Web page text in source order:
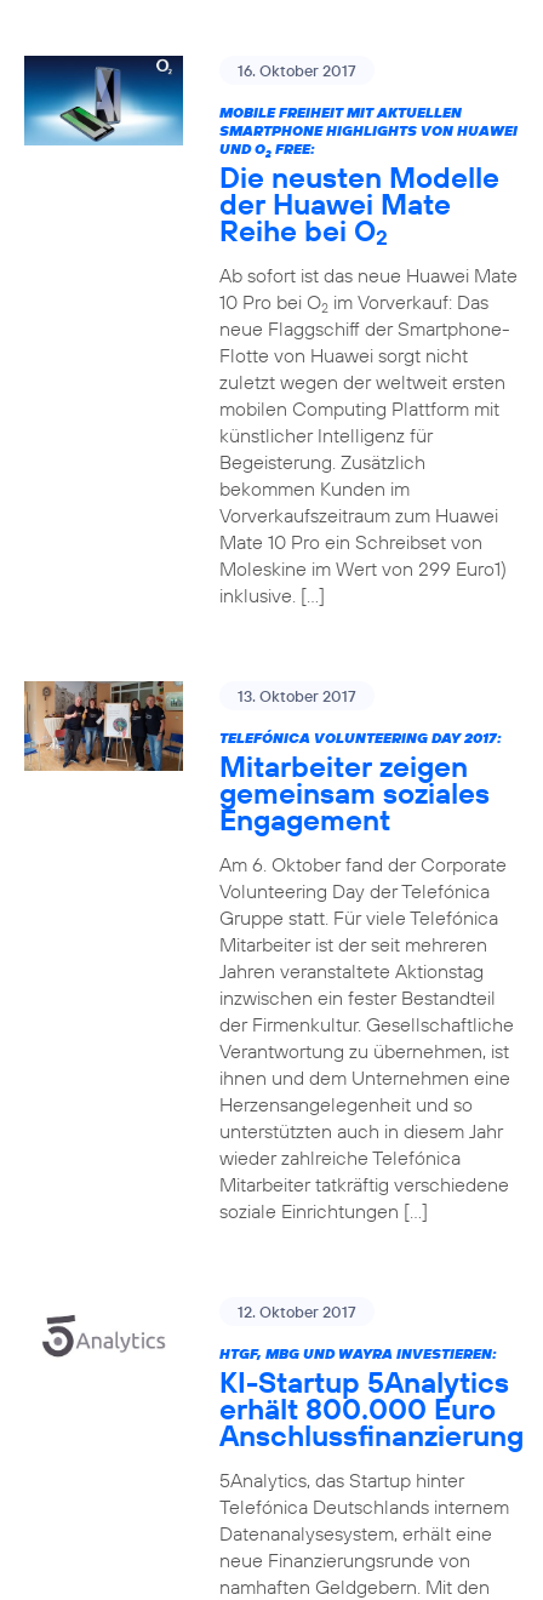
16. Oktober 2017
MOBILE FREIHEIT MIT AKTUELLEN
SMARTPHONE HIGHLIGHTS VON HUAWEI
UND O2FREE:
Die neusten Modelle
der Huawei Mate
Reihe bei O2
Ab sofort ist das neue Huawei Mate
10 Pro bei O2im Vorverkauf: Das
neue Flaggschiff der Smartphone-
Flotte von Huawei sorgt nicht
zuletzt wegen der weltweit ersten
mobilen Computing Plattform mit
künstlicher Intelligenz für
Begeisterung. Zusätzlich
bekommen Kunden im
Vorverkaufszeitraum zum Huawei
Mate 10 Pro ein Schreibset von
Moleskine im Wert von 299 Euro1)
inklusive. […]
13. Oktober 2017
TELEFÓNICA VOLUNTEERING DAY 2017:
Mitarbeiter zeigen
gemeinsam soziales
Engagement
Am 6. Oktober fand der Corporate
Volunteering Day der Telefónica
Gruppe statt. Für viele Telefónica
Mitarbeiter ist der seit mehreren
Jahren veranstaltete Aktionstag
inzwischen ein fester Bestandteil
der Firmenkultur. Gesellschaftliche
Verantwortung zu übernehmen, ist
ihnen und dem Unternehmen eine
Herzensangelegenheit und so
unterstützten auch in diesem Jahr
wieder zahlreiche Telefónica
Mitarbeiter tatkräftig verschiedene
soziale Einrichtungen […]
12. Oktober 2017
HTGF, MBG UND WAYRA INVESTIEREN:
KI-Startup 5Analytics
erhält 800.000 Euro
Anschlussfinanzierung
5Analytics, das Startup hinter
Telefónica Deutschlands internem
Datenanalysesystem, erhält eine
neue Finanzierungsrunde von
namhaften Geldgebern. Mit den